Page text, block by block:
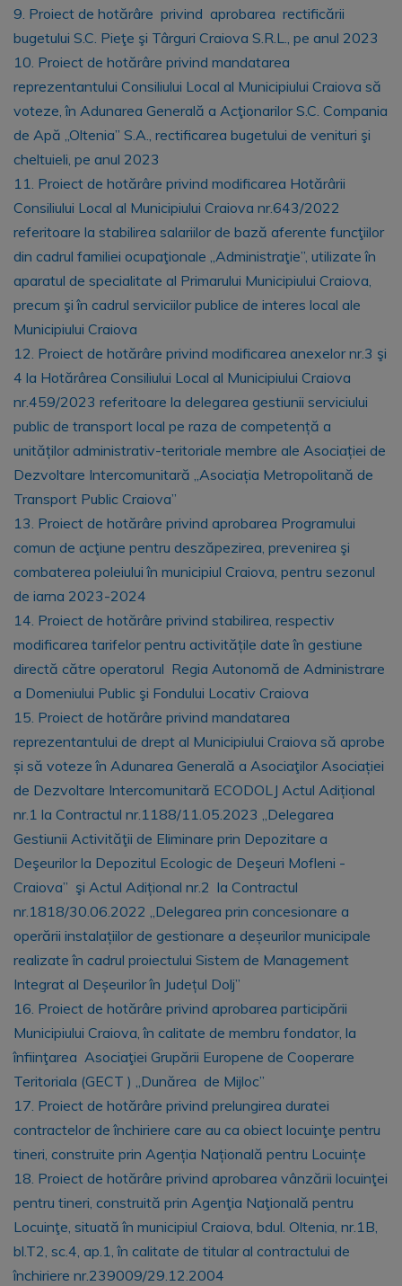
9. Proiect de hotărâre privind aprobarea rectificării
bugetului S.C. Pieţe şi Târguri Craiova S.R.L., pe anul 2023
10. Proiect de hotărâre privind mandatarea
reprezentantului Consiliului Local al Municipiului Craiova să
voteze, în Adunarea Generală a Acţionarilor S.C. Compania
de Apă „Oltenia” S.A., rectificarea bugetului de venituri şi
cheltuieli, pe anul 2023
11. Proiect de hotărâre privind modificarea Hotărârii
Consiliului Local al Municipiului Craiova nr.643/2022
referitoare la stabilirea salariilor de bază aferente funcţiilor
din cadrul familiei ocupaţionale „Administraţie”, utilizate în
aparatul de specialitate al Primarului Municipiului Craiova,
precum şi în cadrul serviciilor publice de interes local ale
Municipiului Craiova
12. Proiect de hotărâre privind modificarea anexelor nr.3 şi
4 la Hotărârea Consiliului Local al Municipiului Craiova
nr.459/2023 referitoare la delegarea gestiunii serviciului
public de transport local pe raza de competență a
unităților administrativ-teritoriale membre ale Asociației de
Dezvoltare Intercomunitară „Asociația Metropolitană de
Transport Public Craiova”
13. Proiect de hotărâre privind aprobarea Programului
comun de acţiune pentru deszăpezirea, prevenirea şi
combaterea poleiului în municipiul Craiova, pentru sezonul
de iarna 2023-2024
14. Proiect de hotărâre privind stabilirea, respectiv
modificarea tarifelor pentru activitățile date în gestiune
directă către operatorul Regia Autonomă de Administrare
a Domeniului Public şi Fondului Locativ Craiova
15. Proiect de hotărâre privind mandatarea
reprezentantului de drept al Municipiului Craiova să aprobe
și să voteze în Adunarea Generală a Asociaţilor Asociației
de Dezvoltare Intercomunitară ECODOLJ Actul Adițional
nr.1 la Contractul nr.1188/11.05.2023 „Delegarea
Gestiunii Activităţii de Eliminare prin Depozitare a
Deşeurilor la Depozitul Ecologic de Deşeuri Mofleni -
Craiova” şi Actul Adițional nr.2 la Contractul
nr.1818/30.06.2022 „Delegarea prin concesionare a
operării instalațiilor de gestionare a deșeurilor municipale
realizate în cadrul proiectului Sistem de Management
Integrat al Deșeurilor în Județul Dolj”
16. Proiect de hotărâre privind aprobarea participării
Municipiului Craiova, în calitate de membru fondator, la
înfiinţarea Asociaţiei Grupării Europene de Cooperare
Teritoriala (GECT ) ,,Dunărea de Mijloc”
17. Proiect de hotărâre privind prelungirea duratei
contractelor de închiriere care au ca obiect locuinţe pentru
tineri, construite prin Agenția Națională pentru Locuințe
18. Proiect de hotărâre privind aprobarea vânzării locuinţei
pentru tineri, construită prin Agenţia Naţională pentru
Locuinţe, situată în municipiul Craiova, bdul. Oltenia, nr.1B,
bl.T2, sc.4, ap.1, în calitate de titular al contractului de
închiriere nr.239009/29.12.2004